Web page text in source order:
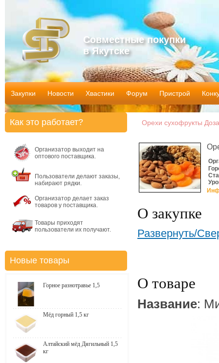
Совместные покупки
в Якутске
Закупки Новости Хвастики Форум Пристрой
Орехи сухофрукты
О закупке
Развернуть/
О товаре
Название:
Как это работает?
Организатор выходит на
оптового поставщика.
Пользователи делают заказы,
набирают рядки.
Организатор делает заказ
товаров у поставщика.
Товары приходят
пользователи их получают.
Новые товары
Горное разнотравье 1,5
Мёд горный 1,5 кг
Алтайский мёд Дягильный 1,5
кг